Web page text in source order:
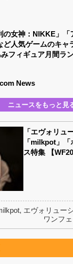
の女神：NIKKE」
人気ゲームのキャ
フィギュア月間ラ
News
ニュースをもっと見
「エヴォリュ
「milkpot」
ス特集 【
, エヴォリュー
ワンフ